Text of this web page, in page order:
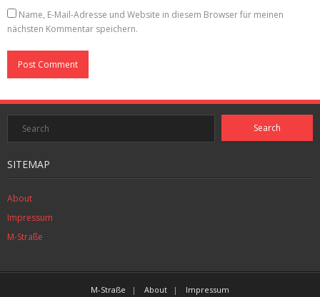
Name, E-Mail-Adresse und Website in diesem Browser für meinen
nächsten Kommentar speichern.
SITEMAP
About
Impressum
M-Straße
M-Straße About Impressum